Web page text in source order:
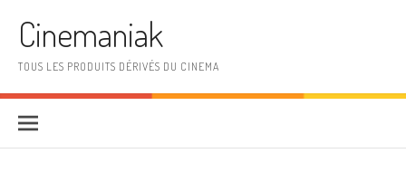
Cinemaniak
TOUS LES PRODUITS DÉRIVÉS DU CINEMA